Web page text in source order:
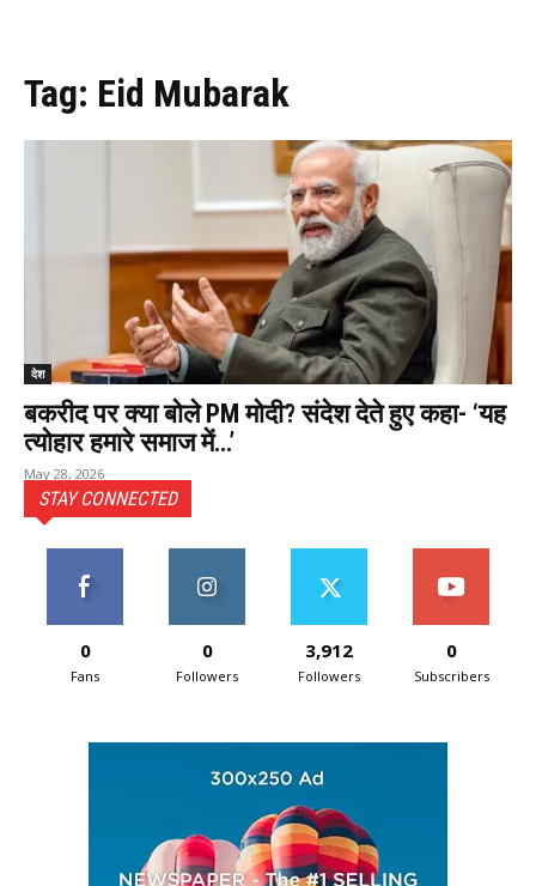
Tag: Eid Mubarak
देश
बकरीद पर क्या बोले PM मोदी? संदेश देते हुए कहा- ‘यह
त्योहार हमारे समाज में…’
May 28, 2026
STAY CONNECTED
0
Fans
0
Followers
3,912
Followers
0
Subscribers